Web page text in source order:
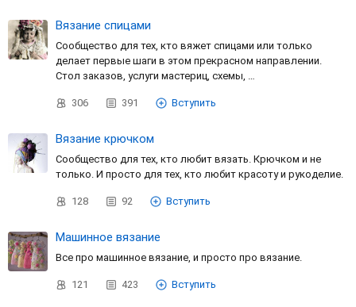
Вязание спицами
Сообщество для тех, кто вяжет спицами или только
делает первые шаги в этом прекрасном направлении.
Стол заказов, услуги мастериц, схемы, …
306 391 Вступить
Вязание крючком
Сообщество для тех, кто любит вязать. Крючком и не
только. И просто для тех, кто любит красоту и рукоделие.
128 92 Вступить
Машинное вязание
Все про машинное вязание, и просто про вязание.
121 423 Вступить